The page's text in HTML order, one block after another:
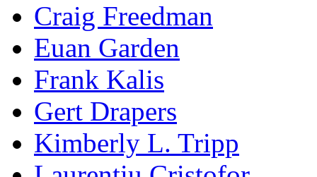
Craig Freedman
Euan Garden
Frank Kalis
Gert Drapers
Kimberly L. Tripp